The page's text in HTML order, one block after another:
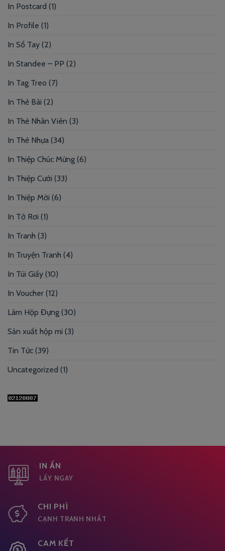
In Postcard (1)
In Profile (1)
In Sổ Tay (2)
In Standee – PP (2)
In Tag Treo (7)
In Thẻ Bài (2)
In Thẻ Nhân Viên (3)
In Thẻ Nhựa (34)
In Thiệp Chúc Mừng (6)
In Thiệp Cưới (33)
In Thiệp Mời (6)
In Tờ Rơi (1)
In Tranh (3)
In Truyện Tranh (4)
In Túi Giấy (10)
In Voucher (12)
Làm Hộp Đựng (30)
Sản xuất hộp mi (3)
Tin Tức (39)
Uncategorized (1)
IN ẤN
LẤY NGAY
CHI PHÍ
CẠNH TRANH NHẤT
CAM KẾT